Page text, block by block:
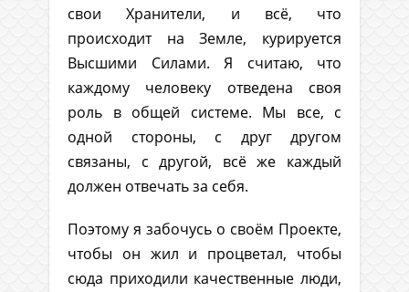
свои Хранители, и всё, что
происходит на Земле, курируется
Высшими Силами. Я считаю, что
каждому человеку отведена своя
роль в общей системе. Мы все, с
одной стороны, с друг другом
связаны, с другой, всё же каждый
должен отвечать за себя.
Поэтому я забочусь о своём Проекте,
чтобы он жил и процветал, чтобы
сюда приходили качественные люди,